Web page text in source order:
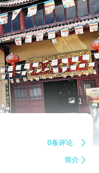
 1
0条评论 
简介 